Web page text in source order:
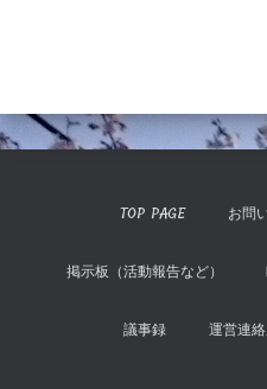
TOP PAGE お問
掲示板（活動報告など）
議事録 運営連